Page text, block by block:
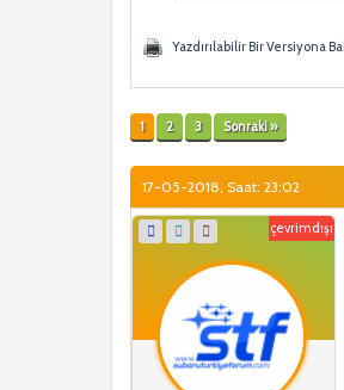
Yazdırılabilir Bir Versiyona
1 2 3 Sonraki »
17-05-2018, Saat: 23:02
çevrimdışı